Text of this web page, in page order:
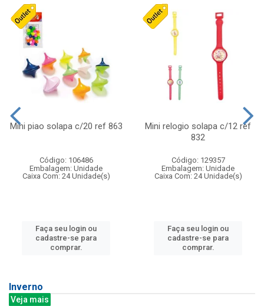
Mini piao solapa c/20 ref 863
Código: 106486
Embalagem: Unidade
Caixa Com: 24 Unidade(s)
Faça seu login ou
cadastre-se para
comprar.
Mini relogio solapa c/12 ref
832
Código: 129357
Embalagem: Unidade
Caixa Com: 24 Unidade(s)
Faça seu login ou
cadastre-se para
comprar.
Inverno
Veja mais